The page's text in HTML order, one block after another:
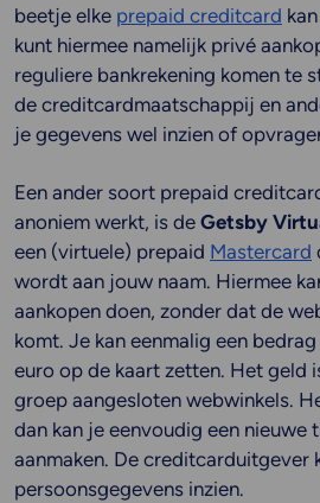
beetje elke prepaid creditcard
kunt hiermee namelijk privé
reguliere bankrekening komen te
de creditcardmaatschappij en
je gegevens wel inzien of
Een ander soort prepaid
anoniem werkt, is de Getsby
een (virtuele) prepaid Mastercard
wordt aan jouw naam. Hiermee
aankopen doen, zonder dat de
komt. Je kan eenmalig een
euro op de kaart zetten. Het geld
groep aangesloten webwinkels.
dan kan je eenvoudig een
aanmaken. De creditcarduitgever
persoonsgegevens inzien.